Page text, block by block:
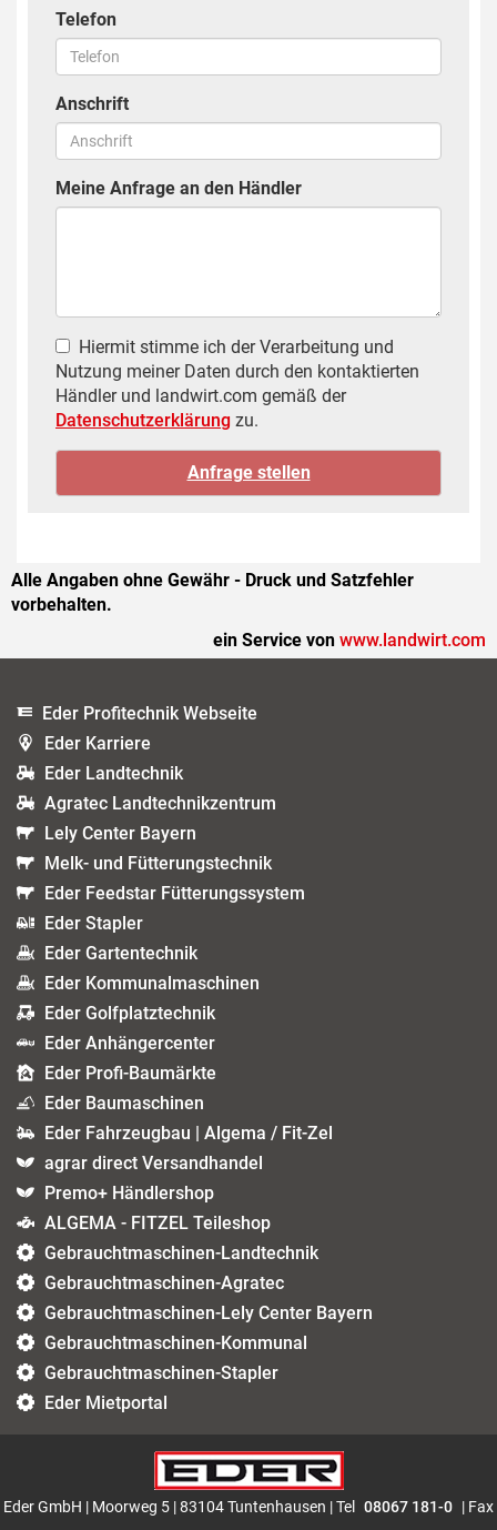
Telefon
Anschrift
Meine Anfrage an den Händler
Hiermit stimme ich der Verarbeitung und
Nutzung meiner Daten durch den kontaktierten
Händler und landwirt.com gemäß der
Datenschutzerklärung zu.
Alle Angaben ohne Gewähr - Druck und Satzfehler
vorbehalten.
ein Service von www.landwirt.com
Eder Profitechnik Webseite
Eder Karriere
Eder Landtechnik
Agratec Landtechnikzentrum
Lely Center Bayern
Melk- und Fütterungstechnik
Eder Feedstar Fütterungssystem
Eder Stapler
Eder Gartentechnik
Eder Kommunalmaschinen
Eder Golfplatztechnik
Eder Anhängercenter
Eder Profi-Baumärkte
Eder Baumaschinen
Eder Fahrzeugbau | Algema / Fit-Zel
agrar direct Versandhandel
Premo+ Händlershop
ALGEMA - FITZEL Teileshop
Gebrauchtmaschinen-Landtechnik
Gebrauchtmaschinen-Agratec
Gebrauchtmaschinen-Lely Center Bayern
Gebrauchtmaschinen-Kommunal
Gebrauchtmaschinen-Stapler
Eder Mietportal
Eder GmbH | Moorweg 5 | 83104 Tuntenhausen | Tel 08067 181-0 | Fax